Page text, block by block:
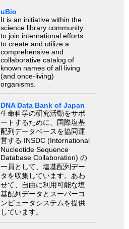
uBio
It is an initiative within the
science library community
to join international efforts
to create and utilize a
comprehensive and
collaborative catalog of
known names of all living
(and once-living)
organisms.
DNA Data Bank of Japan
生命科学の研究活動をサポ
ートするために、国際塩基
配列データベースを協同運
営する INSDC (International
Nucleotide Sequence
Database Collaboration) の
一員として、塩基配列デー
タを収集しています。あわ
せて、自由に利用可能な塩
基配列データとスーパーコ
ンピュータシステムを提供
しています。